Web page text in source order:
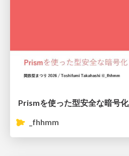
Prismを使った型安全な暗号
_fhhmm